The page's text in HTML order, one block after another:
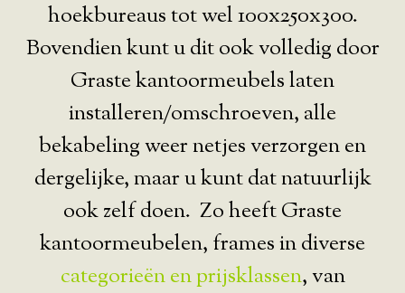
hoekbureaus tot wel 100x250x300.
Bovendien kunt u dit ook volledig door
Graste kantoormeubels laten
installeren/omschroeven, alle
bekabeling weer netjes verzorgen en
dergelijke, maar u kunt dat natuurlijk
ook zelf doen. Zo heeft Graste
kantoormeubelen, frames in diverse
categorieën en prijsklassen, van